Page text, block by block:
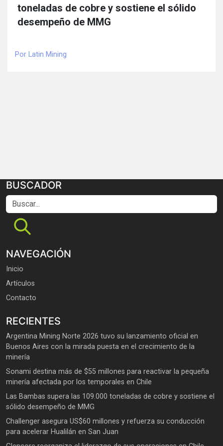
toneladas de cobre y sostiene el sólido
desempeño de MMG
Por Latin Mining
BUSCADOR
Buscar...
NAVEGACIÓN
Inicio
Artículos
Contacto
RECIENTES
Argentina Mining Norte 2026 tuvo su lanzamiento oficial en
Buenos Aires con la mirada puesta en el crecimiento de la
minería
Sonami destina más de $55 millones para reactivar la pequeña
minería afectada por los temporales en Chile
Las Bambas supera las 109.000 toneladas de cobre y sostiene el
sólido desempeño de MMG
Challenger asegura US$60 millones y refuerza su conducción
para acelerar Hualilán en San Juan